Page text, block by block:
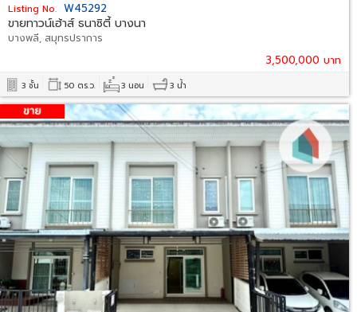
Listing No. W45292
ขายทาวน์เฮ้าส์ ธนาซิตี้ บางนา
บางพลี, สมุทรปราการ
3,500,000 บาท
3 ชั้น 50 ตร.ว. 3 นอน 3 น้ำ